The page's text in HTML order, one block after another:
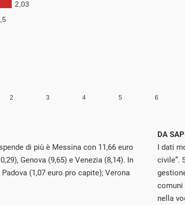
di più è Messina con 11,66 euro
Genova (9,65) e Venezia (8,14). In
(1,07 euro pro capite); Verona
DA
I dati
civile”.
comuni
nella